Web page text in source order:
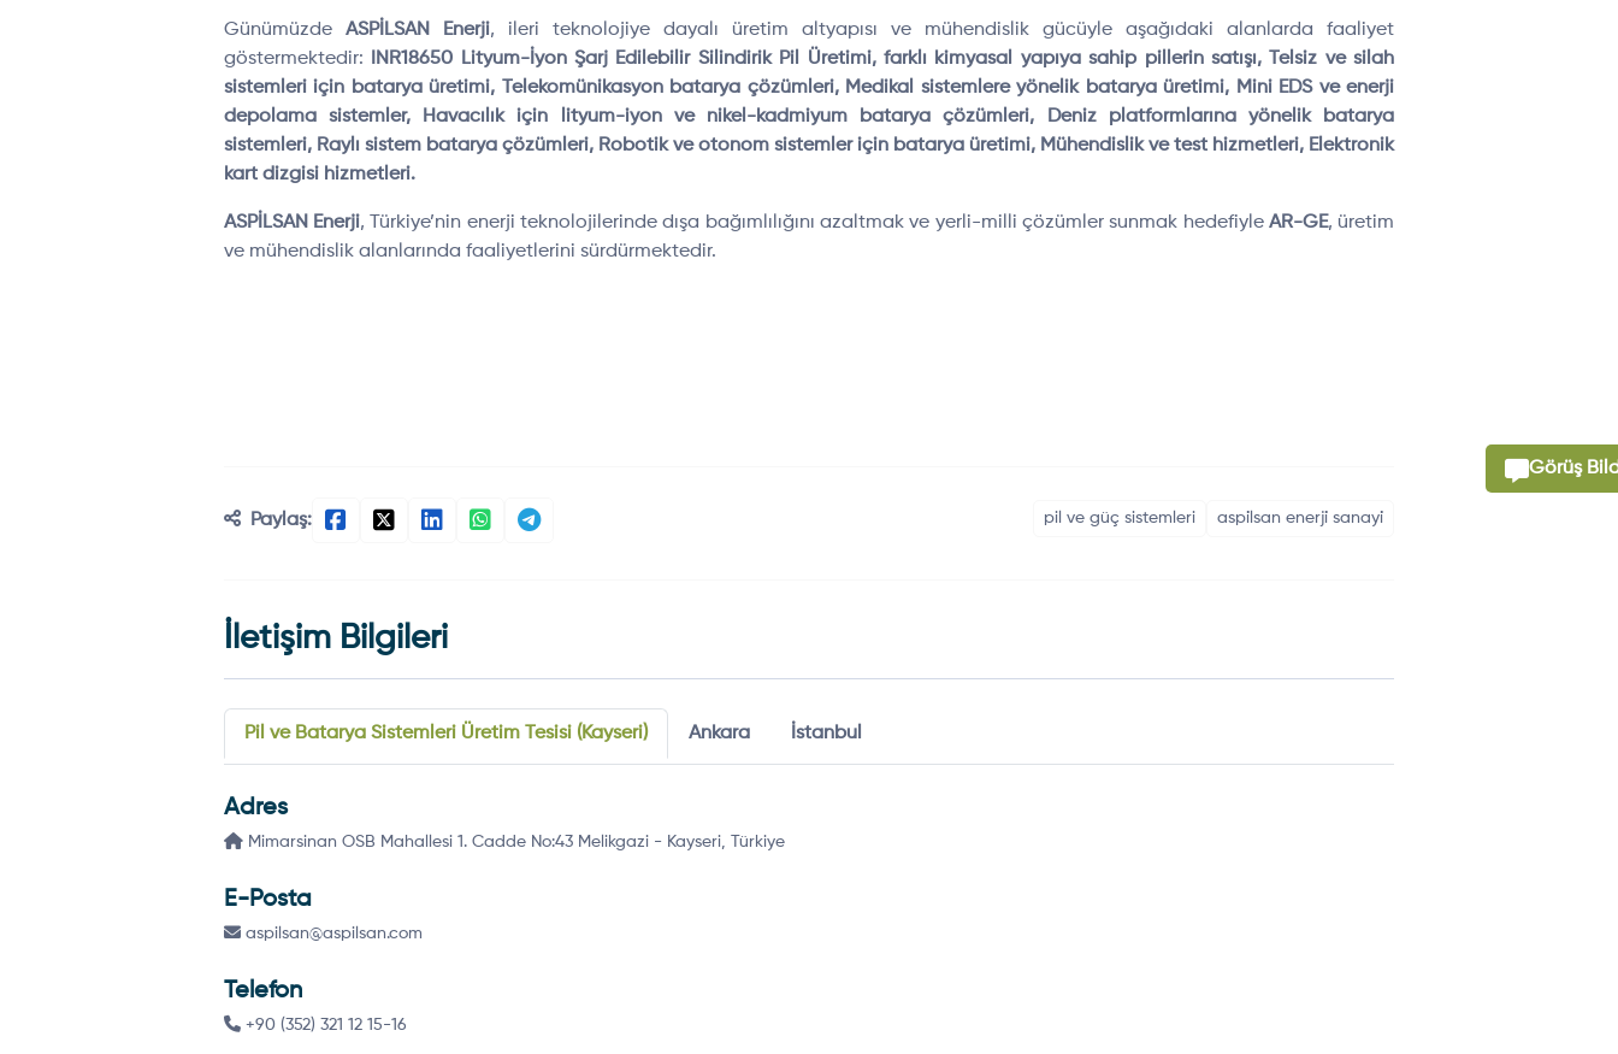
Günümüzde ASPİLSAN Enerji, ileri teknolojiye dayalı üretim altyapısı ve mühendislik gücüyle aşağıdaki alanlarda faaliyet
göstermektedir:
INR18650 Lityum-İyon Şarj Edilebilir Silindirik Pil Üretimi, farklı kimyasal yapıya sahip pillerin satışı, Telsiz ve silah
sistemleri için batarya üretimi, Telekomünikasyon batarya çözümleri, Medikal sistemlere yönelik batarya üretimi, Mini EDS ve enerji
depolama sistemler, Havacılık için lityum-iyon ve nikel-kadmiyum batarya çözümleri, Deniz platformlarına yönelik batarya
sistemleri, Raylı sistem batarya çözümleri, Robotik ve otonom sistemler için batarya üretimi, Mühendislik ve test hizmetleri, Elektronik
kart dizgisi hizmetleri.
ASPİLSAN Enerji, Türkiye’nin enerji teknolojilerinde dışa bağımlılığını azaltmak ve yerli-milli çözümler sunmak hedefiyle AR-GE, üretim
ve mühendislik alanlarında faaliyetlerini sürdürmektedir.
Paylaş: pil ve güç sistemleri aspi̇lsan enerji̇ sanayi̇
İletişim Bilgileri
Pil ve Batarya Sistemleri Üretim Tesisi (Kayseri) Ankara İstanbul
Adres
Mimarsinan OSB Mahallesi 1. Cadde No:43 Melikgazi - Kayseri, Türkiye
E-Posta
aspilsan@aspilsan.com
Telefon
+90 (352) 321 12 15-16
Görüş